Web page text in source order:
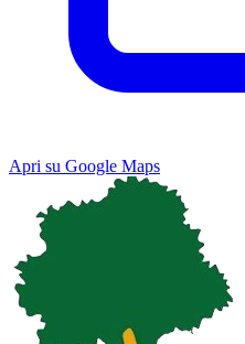
Apri su Google Maps
Map Satellite
Keyboard shortcuts